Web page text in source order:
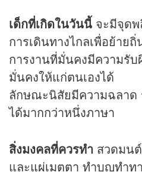
เด็กที่เกิดในวันนี้ จะมีจุด
การเดินทางไกลเพื่อย้าย
การงานที่มั่นคงมีความรั
มั่นคงให้แก่ตนเองได้
ลักษณะนิสัยมีความฉลาด
ได้มากกว่าหนึ่งภาษา
สิ่งมงคลที่ควรทำ สวดมน
และแผ่เมตตา ทำบุญทำท